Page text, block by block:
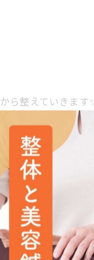
ら整えていきます✨